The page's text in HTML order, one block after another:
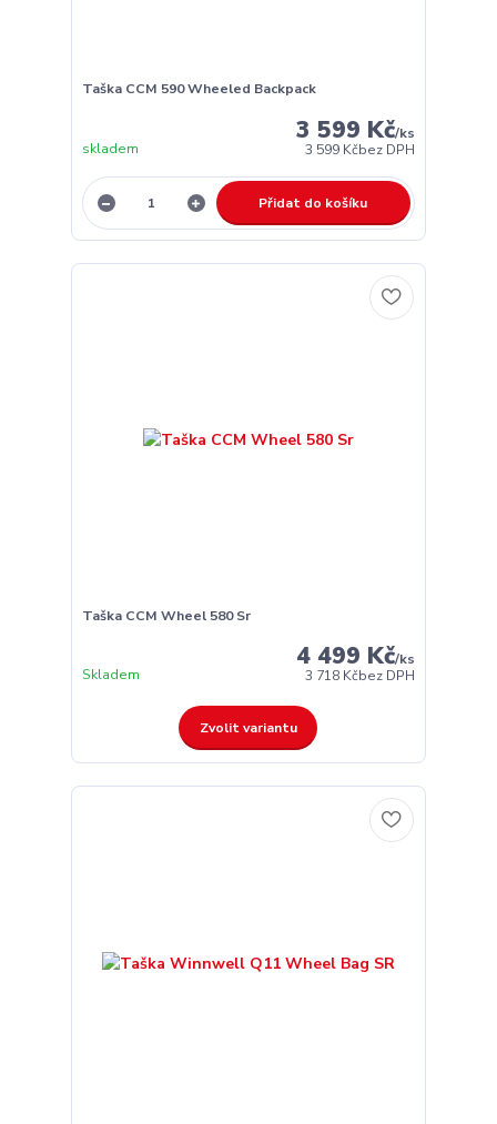
Taška CCM 590 Wheeled Backpack
3 599 Kč/ks
3 599 Kčbez DPH
skladem
Přidat do košíku
Taška CCM Wheel 580 Sr
4 499 Kč/ks
3 718 Kčbez DPH
Skladem
Zvolit variantu